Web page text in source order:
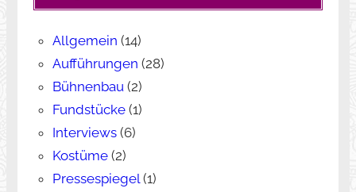
n
Allgemein (14)
Aufführungen (28)
Bühnenbau (2)
Fundstücke(1)
Interviews(6)
Kostüme(2)
Pressespiegel (1)